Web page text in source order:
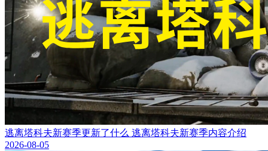
逃离塔科夫新赛季更新了什么 逃离塔科夫新赛季内容介绍
2026-08-05